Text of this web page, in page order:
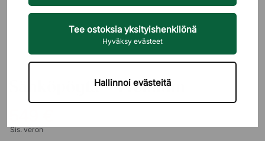
Tee ostoksia yksityishenkilönä
Hyväksy evästeet
Hallinnoi evästeitä
BRIZLEY
Sähköpöytä - Premium
Sis. veron